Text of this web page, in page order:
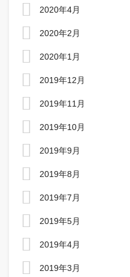
2020年4月
2020年2月
2020年1月
2019年12月
2019年11月
2019年10月
2019年9月
2019年8月
2019年7月
2019年5月
2019年4月
2019年3月